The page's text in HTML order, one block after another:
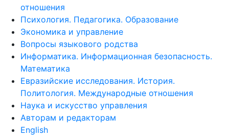
отношения
Психология. Педагогика. Образование
Экономика и управление
Вопросы языкового родства
Информатика. Информационная безопасность.
Математика
Евразийские исследования. История.
Политология. Международные отношения
Наука и искусство управления
Авторам и редакторам
English